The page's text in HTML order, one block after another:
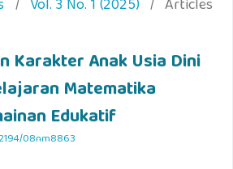
/ Vol. 3 No. 1 (2025) / Articles
Karakter Anak Usia Dini
Matematika
Edukatif
08nm8863